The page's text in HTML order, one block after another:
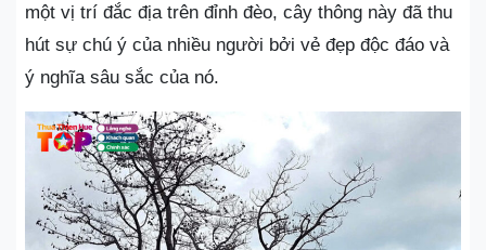
một vị trí đắc địa trên đỉnh đèo, cây thông này đã thu
hút sự chú ý của nhiều người bởi vẻ đẹp độc đáo và
ý nghĩa sâu sắc của nó.